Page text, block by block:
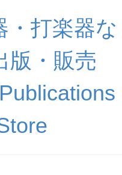
・打楽器な
版・販売